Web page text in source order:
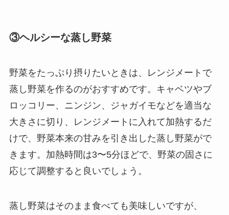
③ヘルシーな蒸し野菜
野菜をたっぷり摂りたいときは、レンジメートで
蒸し野菜を作るのがおすすめです。キャベツやブ
ロッコリー、ニンジン、ジャガイモなどを適当な
大きさに切り、レンジメートに入れて加熱するだ
けで、野菜本来の甘みを引き出した蒸し野菜がで
きます。加熱時間は3〜5分ほどで、野菜の固さに
応じて調整すると良いでしょう。
蒸し野菜はそのまま食べても美味しいですが、